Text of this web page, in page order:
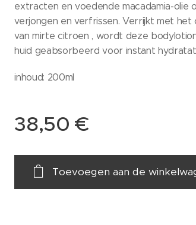
extracten en voedende macadamia-olie
verjongen en verfrissen. Verrijkt met het
van mirte citroen , wordt deze
huid geabsorbeerd voor instant
inhoud: 200ml
38,50 €
Toevoegen aan de